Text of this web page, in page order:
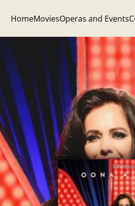
HomeMoviesOperas and Events